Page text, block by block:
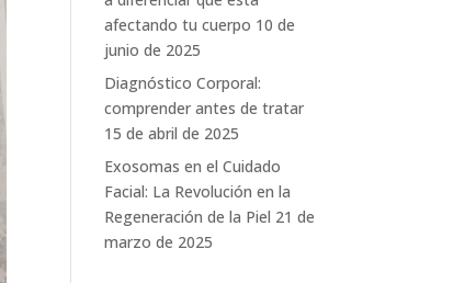
afectando tu cuerpo 10 de
junio de 2025
Diagnóstico Corporal:
comprender antes de tratar
15 de abril de 2025
Exosomas en el Cuidado
Facial: La Revolución en la
Regeneración de la Piel 21 de
marzo de 2025